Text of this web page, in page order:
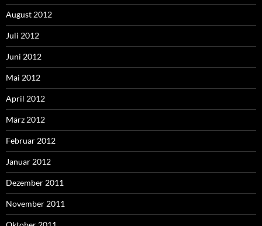
August 2012
Juli 2012
Juni 2012
Mai 2012
April 2012
März 2012
Februar 2012
Januar 2012
Dezember 2011
November 2011